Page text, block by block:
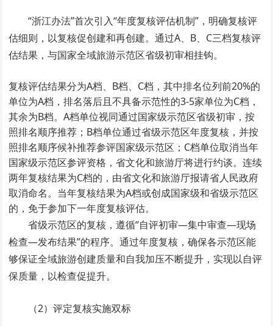
“浙江办法”首次引入“年度复核评估机制”，明确复核评
估细则，以复核促创建和再创建。通过A、B、C三档复核评
估结果，与国家全域旅游示范区省级初审相挂钩。
复核评估结果分为A档、B档、C档，其中排名位列前20%的
单位为A档，排名落后且不具备示范性的3-5家单位为C档，
其余为B档。A档单位视同通过国家级示范区省级初审，按
照排名顺序推荐；B档单位通过省级示范区年度复核，并按
照排名顺序候补推荐参评国家级示范区；C档单位取消当年
国家级示范区参评资格，省文化和旅游厅将进行约谈。连续
两年复核结果为C档的，由省文化和旅游厅报请省人民政府
取消命名。当年复核结果为A档或创成国家级和省级示范区
的，免于参加下一年度复核评估。
省级示范区的复核，遵循“自评初审—集中审查—现场
检查—发布结果”的程序。通过年度复核，确保各示范区能
够保证全域旅游创建质量和自我加压不断提升，实现以自评
保质量，以检查促提升。
（2）评定复核实施双标